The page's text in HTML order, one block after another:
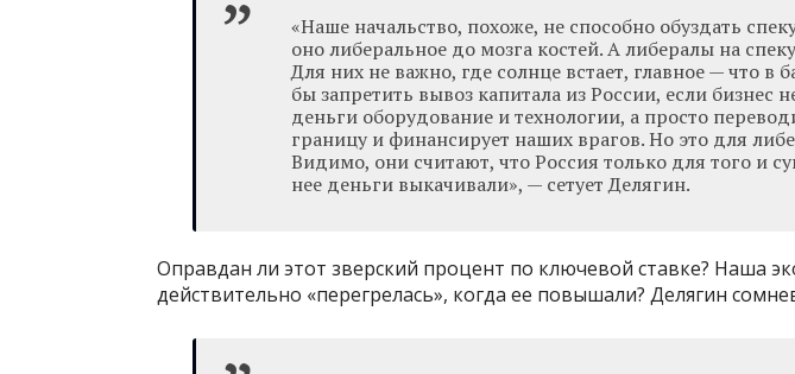
«Наше начальство, похоже, не способно обуздать
оно либеральное до мозга костей. А либералы на
Для них не важно, где солнце встает, главное — что в
бы запретить вывоз капитала из России, если бизнес
деньги оборудование и технологии, а просто
границу и финансирует наших врагов. Но это для
Видимо, они считают, что Россия только для того и
нее деньги выкачивали», — сетует Делягин.
Оправдан ли этот зверский процент по ключевой ставке? Наша
действительно «перегрелась», когда ее повышали? Делягин